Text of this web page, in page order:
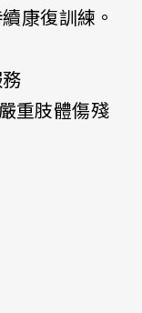
康復訓練。
重肢體傷殘